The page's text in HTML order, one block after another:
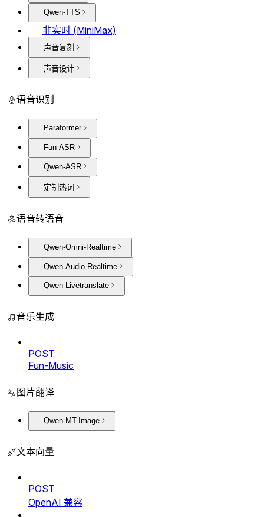
Qwen-TTS
非实时 (MiniMax)
声音复刻
声音设计
语音识别
Paraformer
Fun-ASR
Qwen-ASR
定制热词
语音转语音
Qwen-Omni-Realtime
Qwen-Audio-Realtime
Qwen-Livetranslate
音乐生成
POST
Fun-Music
图片翻译
Qwen-MT-Image
文本向量
POST
OpenAI 兼容